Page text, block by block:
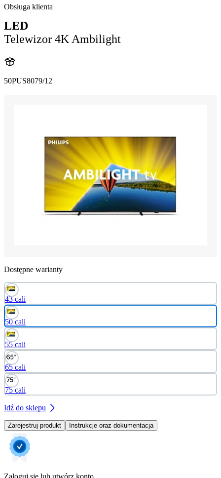
Obsługa klienta
LED
Telewizor 4K Ambilight
50PUS8079/12
Dostępne warianty
43 cali
50 cali
55 cali
65 cali
75 cali
Idź do sklepu
Zarejestruj produkt Instrukcje oraz dokumentacja
Zaloguj się lub utwórz konto